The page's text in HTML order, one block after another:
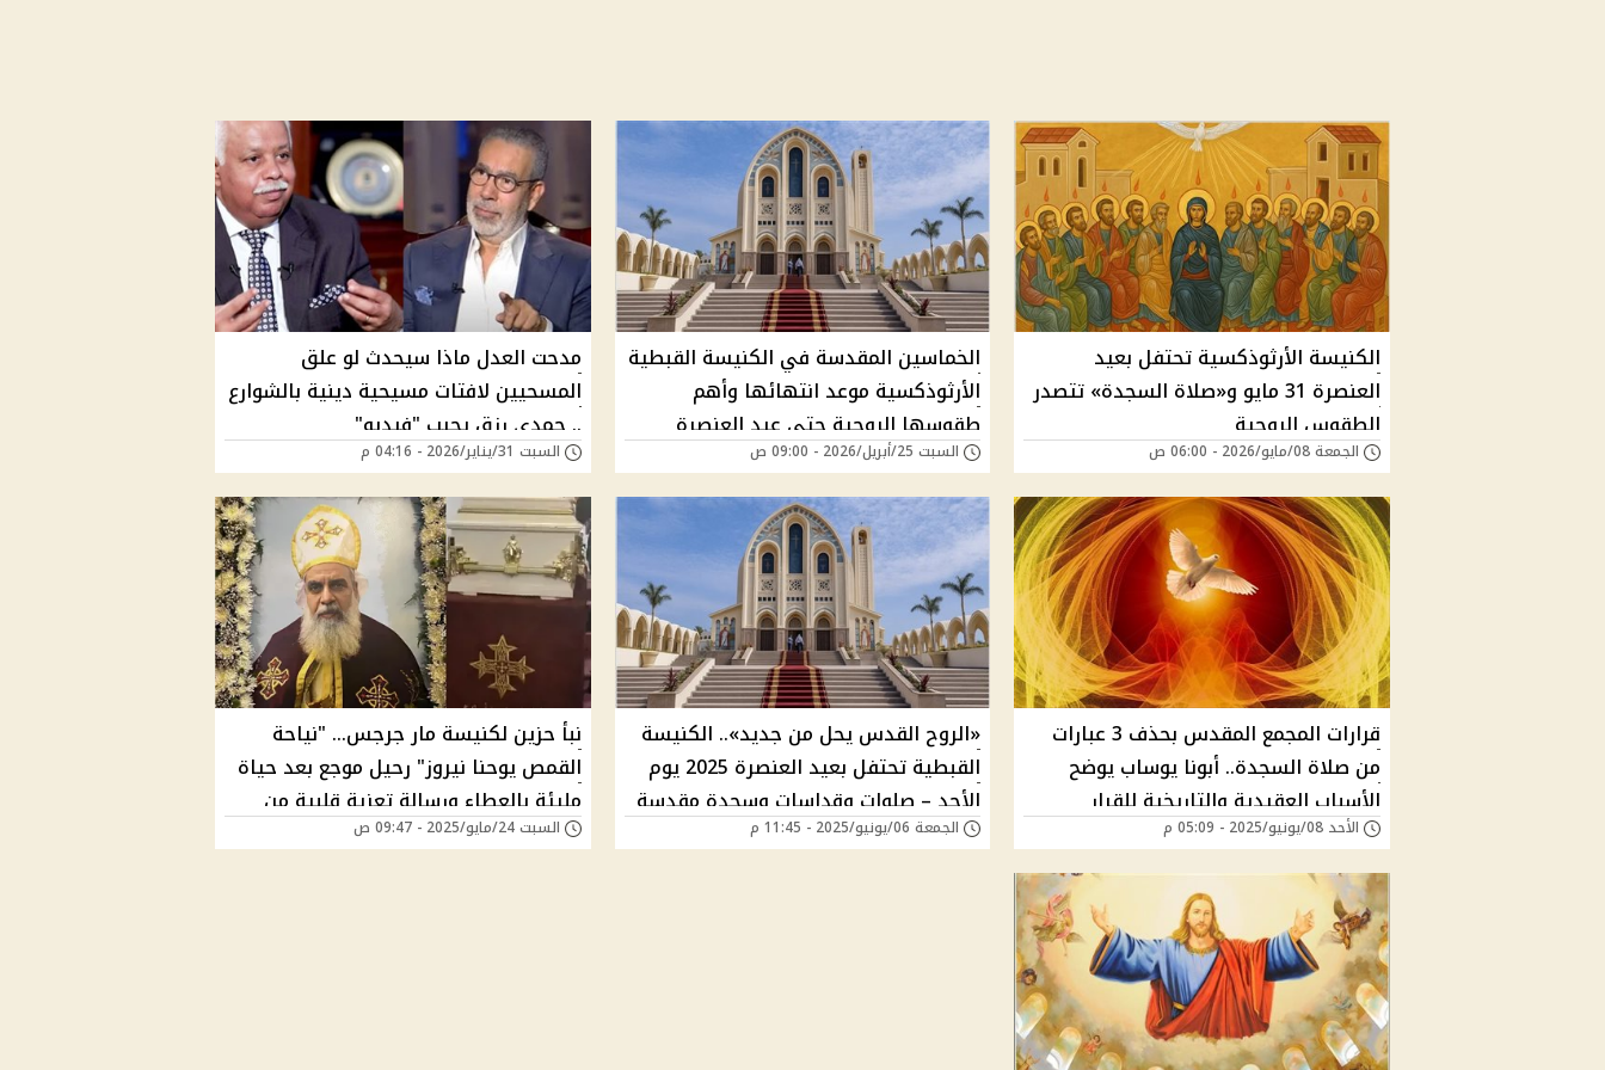
الكنيسة الأرثوذكسية تحتفل بعيد
العنصرة 31 مايو و«صلاة السجدة» تتصدر
الطقوس الروحية
الجمعة 08/مايو/2026 - 06:00 ص
الخماسين المقدسة في الكنيسة القبطية
الأرثوذكسية موعد انتهائها وأهم
طقوسها الروحية حتى عيد العنصرة
السبت 25/أبريل/2026 - 09:00 ص
مدحت العدل ماذا سيحدث لو علق
المسحيين لافتات مسيحية دينية بالشوارع
.. حمدي رزق يجيب "فيديو"
السبت 31/يناير/2026 - 04:16 م
قرارات المجمع المقدس بحذف 3 عبارات
من صلاة السجدة.. أبونا يوساب يوضح
الأسباب العقيدية والتاريخية للقرار
الأحد 08/يونيو/2025 - 05:09 م
«الروح القدس يحل من جديد».. الكنيسة
القبطية تحتفل بعيد العنصرة 2025 يوم
الأحد – صلوات وقداسات وسجدة مقدسة
في كل كنيسة
الجمعة 06/يونيو/2025 - 11:45 م
نبأ حزين لكنيسة مار جرجس... "نياحة
القمص يوحنا نيروز" رحيل موجع بعد حياة
مليئة بالعطاء ورسالة تعزية قلبية من
قداسة البابا تواضروس الكنيسة تعلن
السبت 24/مايو/2025 - 09:47 ص